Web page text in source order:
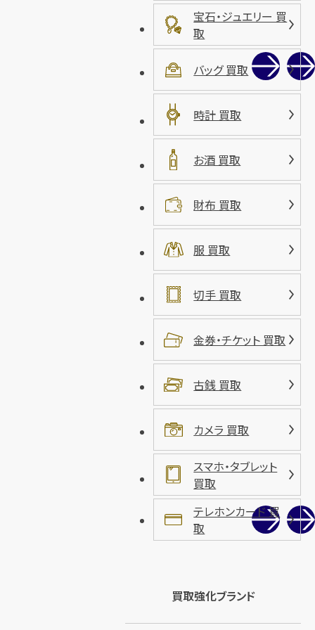
宝石・ジュエリー 買
取
バッグ 買取
時計 買取
お酒 買取
財布 買取
服 買取
切手 買取
金券・チケット 買取
古銭 買取
カメラ 買取
スマホ・タブレット
買取
テレホンカード 買
取
買取強化ブランド